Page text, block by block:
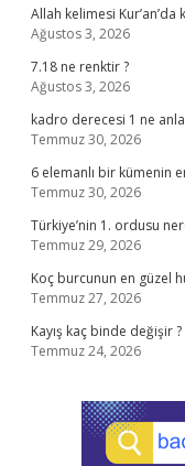
Allah kelimesi Kur’an’da
Ağustos 3, 2026
7.18 ne renktir ?
Ağustos 3, 2026
kadro derecesi 1 ne
Temmuz 30, 2026
6 elemanlı bir kümenin
Temmuz 30, 2026
Türkiye’nin 1. ordusu
Temmuz 29, 2026
Koç burcunun en güzel
Temmuz 27, 2026
Kayış kaç binde değişir ?
Temmuz 24, 2026